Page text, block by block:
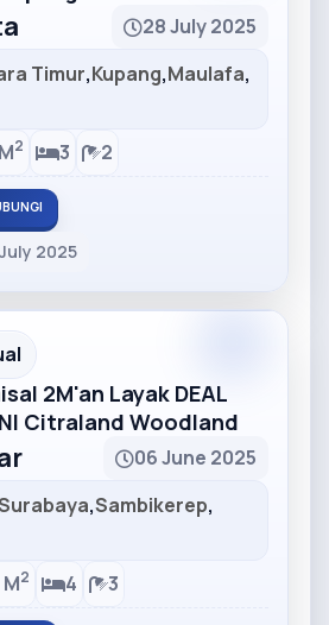
28 July 2025
Timur,Kupang,Maulafa,
2 3 2
2025
2M'an Layak DEAL
Citraland Woodland
06 June 2025
,Sambikerep,
2 4 3